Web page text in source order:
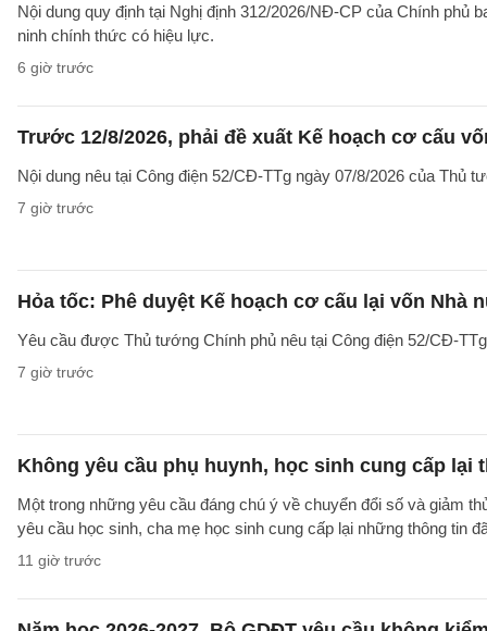
Nội dung quy định tại Nghị định 312/2026/NĐ-CP của Chính phủ
ninh chính thức có hiệu lực.
6 giờ trước
Trước 12/8/2026, phải đề xuất Kế hoạch cơ cấu
Nội dung nêu tại Công điện 52/CĐ-TTg ngày 07/8/2026 của Thủ
7 giờ trước
Hỏa tốc: Phê duyệt Kế hoạch cơ cấu lại vốn Nhà
Yêu cầu được Thủ tướng Chính phủ nêu tại Công điện 52/CĐ-
7 giờ trước
Không yêu cầu phụ huynh, học sinh cung cấp lại
Một trong những yêu cầu đáng chú ý về chuyển đổi số và giảm
yêu cầu học sinh, cha mẹ học sinh cung cấp lại những thông tin
11 giờ trước